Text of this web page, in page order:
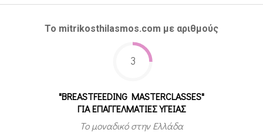
Το mitrikosthilasmos.com με αριθμούς
3
"BREASTFEEDING MASTERCLASSES"
ΓΙΑ ΕΠΑΓΓΕΛΜΑΤΙΕΣ ΥΓΕΙΑΣ
Το μοναδικό στην Ελλάδα